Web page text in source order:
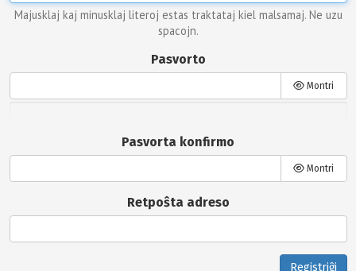
Majusklaj kaj minusklaj literoj estas traktataj kiel malsamaj. Ne uzu
spacojn.
Pasvorto
Montri
Pasvorta konfirmo
Montri
Retpoŝta adreso
Registriĝi